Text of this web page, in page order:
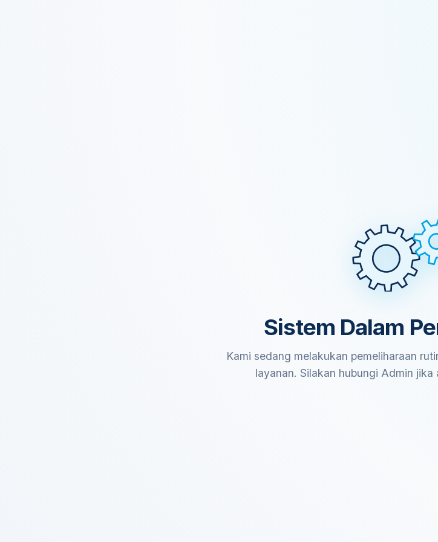
Sistem Dalam
Kami sedang melakukan pemeliharaan
layanan. Silakan hubungi Admin